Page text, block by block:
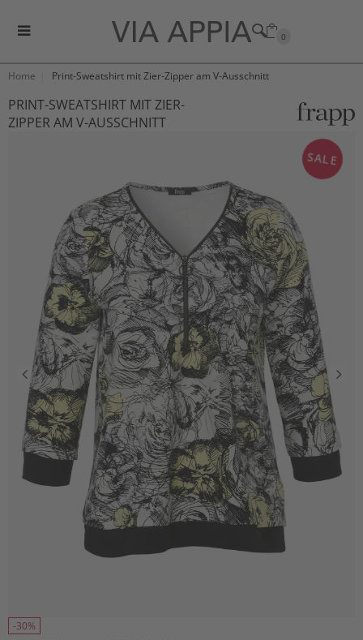
0
Home Print-Sweatshirt mit Zier-Zipper am V-Ausschnitt
PRINT-SWEATSHIRT MIT ZIER-
ZIPPER AM V-AUSSCHNITT
SALE
-30%